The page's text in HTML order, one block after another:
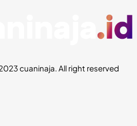
cuaninaja. All right reserved